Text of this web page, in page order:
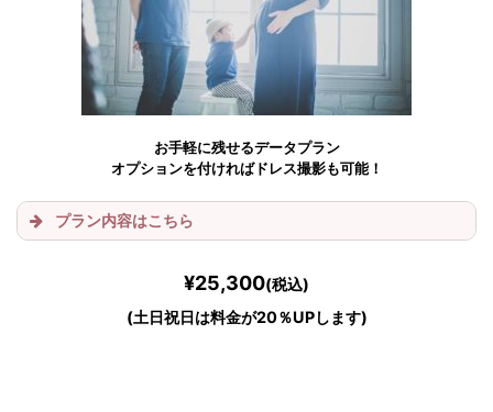
お手軽に残せるデータプラン
オプションを付ければドレス撮影も可能！
プラン内容はこちら
¥25,300(税込)
(土日祝日は料金が20％UPします)